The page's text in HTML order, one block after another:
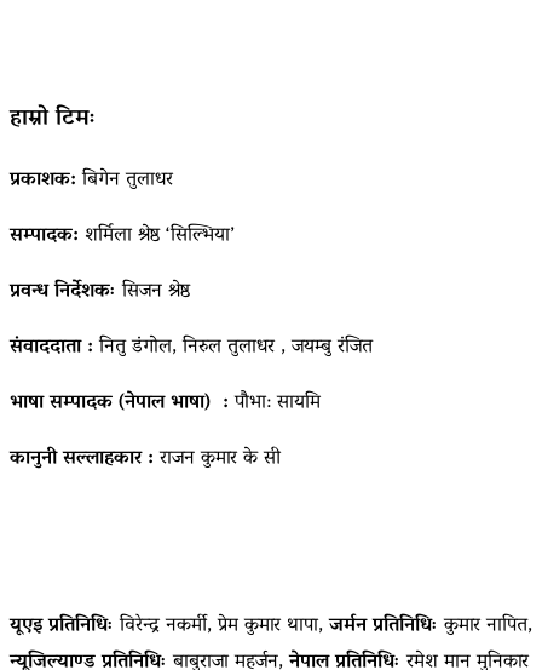
हाम्रो टिमः
प्रकाशक:बिगेन तुलाधर
सम्पादक: शर्मिला श्रेष्ठ ‘सिल्भिया’
प्रवन्ध निर्देशकःसिजन श्रेष्ठ
संवाददाता :नितु डंगोल, निरुल तुलाधर , जयम्बु रंजित
भाषा सम्पादक (नेपाल भाषा) :पौभा: सायमि
कानुनी सल्लाहकार :राजन कुमार के सी
यूएइ प्रतिनिधिः विरेन्द्र नकर्मी, प्रेम कुमार थापा,जर्मन प्रतिनिधिः कुमार नापित,